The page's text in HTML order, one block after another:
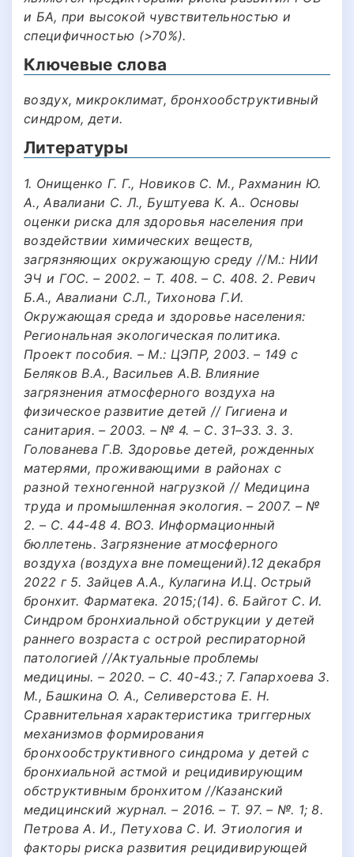
и БА, при высокой чувствительностью и
специфичностью (>70%).
Ключевые слова
воздух, микроклимат, бронхообструктивный
синдром, дети.
Литературы
1. Онищенко Г. Г., Новиков С. М., Рахманин Ю.
А., Авалиани С. Л., Буштуева К. А.. Основы
оценки риска для здоровья населения при
воздействии химических веществ,
загрязняющих окружающую среду //М.: НИИ
ЭЧ и ГОС. – 2002. – Т. 408. – С. 408. 2. Ревич
Б.А., Авалиани С.Л., Тихонова Г.И.
Окружающая среда и здоровье населения:
Региональная экологическая политика.
Проект пособия. – М.: ЦЭПР, 2003. – 149 с
Беляков В.А., Васильев А.В. Влияние
загрязнения атмосферного воздуха на
физическое развитие детей // Гигиена и
санитария. – 2003. – № 4. – С. 31–33. 3. 3.
Голованева Г.В. Здоровье детей, рожденных
матерями, проживающими в районах с
разной техногенной нагрузкой // Медицина
труда и промышленная экология. – 2007. – №
2. – С. 44-48 4. ВОЗ. Информационный
бюллетень. Загрязнение атмосферного
воздуха (воздуха вне помещений).12 декабря
2022 г 5. Зайцев А.А., Кулагина И.Ц. Острый
бронхит. Фарматека. 2015;(14). 6. Байгот С. И.
Синдром бронхиальной обструкции у детей
раннего возраста с острой респираторной
патологией //Актуальные проблемы
медицины. – 2020. – С. 40-43.; 7. Гапархоева З.
М., Башкина О. А., Селиверстова Е. Н.
Сравнительная характеристика триггерных
механизмов формирования
бронхообструктивного синдрома у детей с
бронхиальной астмой и рецидивирующим
обструктивным бронхитом //Казанский
медицинский журнал. – 2016. – Т. 97. – №. 1; 8.
Петрова А. И., Петухова С. И. Этиология и
факторы риска развития рецидивирующей